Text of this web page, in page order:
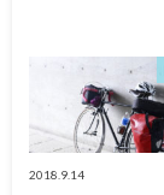
2018.9.14